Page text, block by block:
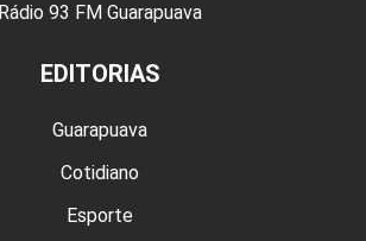
Rádio 93 FM Guarapuava
EDITORIAS
Guarapuava
Cotidiano
Esporte